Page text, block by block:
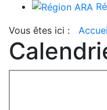
Vous êtes ici :